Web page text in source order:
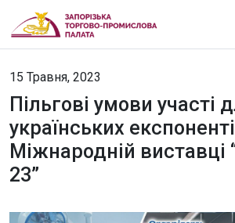
15 Травня, 2023
Пільгові умови участі
українських
Міжнародній виставці
23”